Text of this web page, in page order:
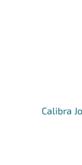
Calibra